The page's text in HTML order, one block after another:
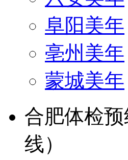
阜阳美年
亳州美年
蒙城美年
合肥体检
线）